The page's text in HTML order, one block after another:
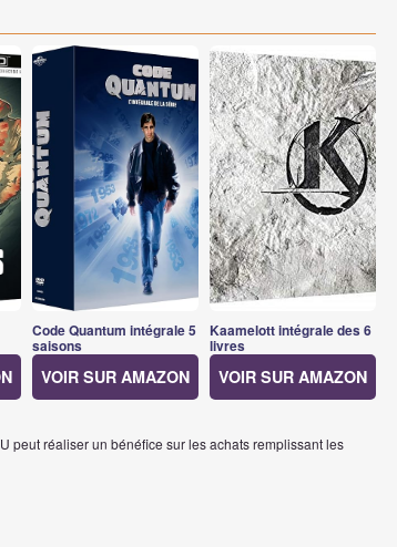
Code Quantum intégrale 5
saisons
VOIR SUR AMAZON
Kaamelott intégrale des 6
livres
VOIR SUR AMAZON
peut réaliser un bénéfice sur les achats remplissant les